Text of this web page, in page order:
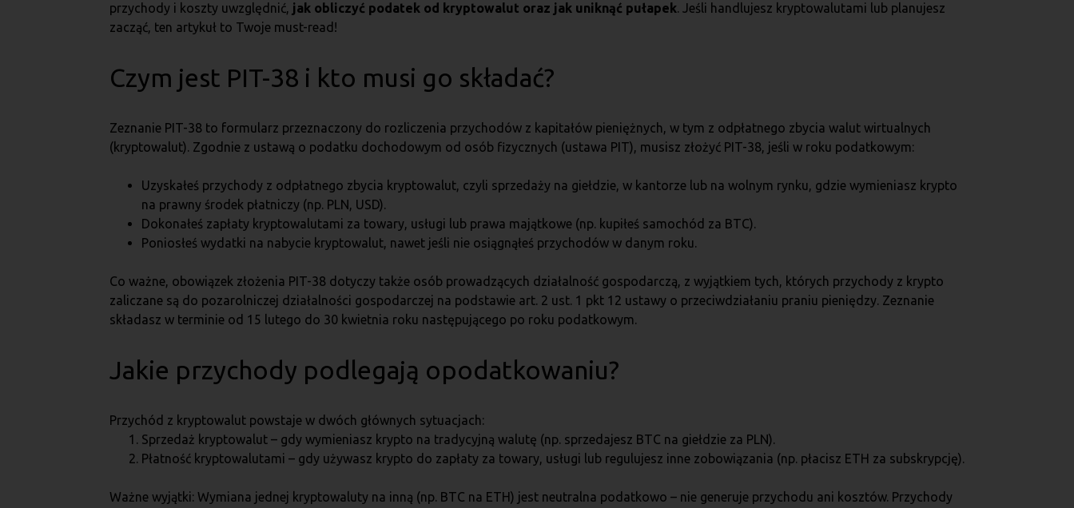
przychody i koszty uwzględnić, jak obliczyć podatek od kryptowalut oraz jak uniknąć pułapek. Jeśli handlujesz kryptowalutami lub planujesz
zacząć, ten artykuł to Twoje must-read!
Czym jest PIT-38 i kto musi go składać?
Zeznanie PIT-38 to formularz przeznaczony do rozliczenia przychodów z kapitałów pieniężnych, w tym z odpłatnego zbycia walut wirtualnych
(kryptowalut). Zgodnie z ustawą o podatku dochodowym od osób fizycznych (ustawa PIT), musisz złożyć PIT-38, jeśli w roku podatkowym:
Uzyskałeś przychody z odpłatnego zbycia kryptowalut, czyli sprzedaży na giełdzie, w kantorze lub na wolnym rynku, gdzie wymieniasz krypto
na prawny środek płatniczy (np. PLN, USD).
Dokonałeś zapłaty kryptowalutami za towary, usługi lub prawa majątkowe (np. kupiłeś samochód za BTC).
Poniosłeś wydatki na nabycie kryptowalut, nawet jeśli nie osiągnąłeś przychodów w danym roku.
Co ważne, obowiązek złożenia PIT-38 dotyczy także osób prowadzących działalność gospodarczą, z wyjątkiem tych, których przychody z krypto
zaliczane są do pozarolniczej działalności gospodarczej na podstawie art. 2 ust. 1 pkt 12 ustawy o przeciwdziałaniu praniu pieniędzy. Zeznanie
składasz w terminie od 15 lutego do 30 kwietnia roku następującego po roku podatkowym.
Jakie przychody podlegają opodatkowaniu?
Przychód z kryptowalut powstaje w dwóch głównych sytuacjach:
Sprzedaż kryptowalut – gdy wymieniasz krypto na tradycyjną walutę (np. sprzedajesz BTC na giełdzie za PLN).
Płatność kryptowalutami – gdy używasz krypto do zapłaty za towary, usługi lub regulujesz inne zobowiązania (np. płacisz ETH za subskrypcję).
Ważne wyjątki: Wymiana jednej kryptowaluty na inną (np. BTC na ETH) jest neutralna podatkowo – nie generuje przychodu ani kosztów. Przychody